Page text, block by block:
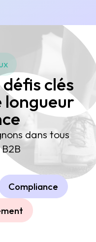
clés
longueur
dans tous
Compliance